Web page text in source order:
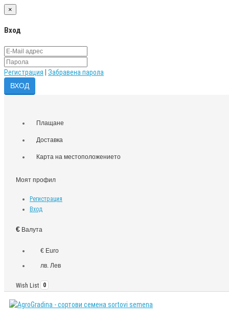
×
Вход
Регистрация Забравена парола
Плащане
Доставка
Карта на местоположението
Моят профил
Регистрация
Вход
€ Валута
€ Euro
лв. Лев
Wish List 0